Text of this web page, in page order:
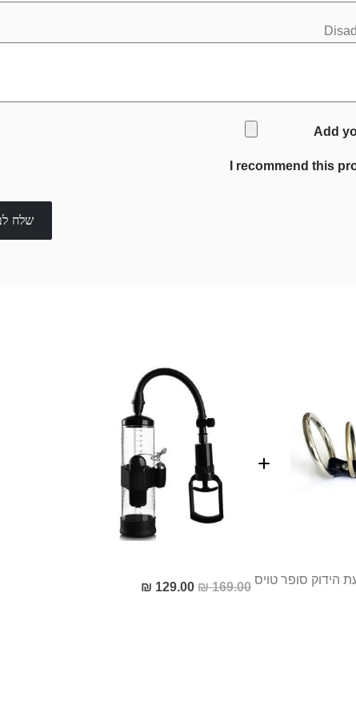
Add
I recommend this
שלח
169.00 ₪
מחיר
129.00 ₪